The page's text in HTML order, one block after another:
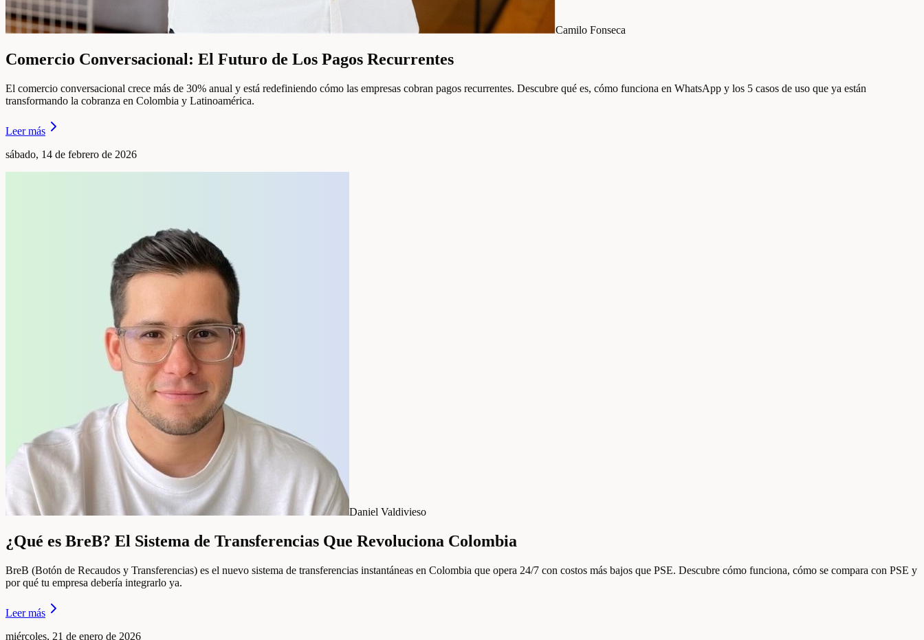
Camilo Fonseca
Comercio Conversacional: El Futuro de Los Pagos Recurrentes
El comercio conversacional crece más de 30% anual y está redefiniendo cómo las empresas cobran pagos recurrentes. Descubre qué es, cómo funciona en WhatsApp y los 5 casos de uso que ya están
transformando la cobranza en Colombia y Latinoamérica.
Leer más
sábado, 14 de febrero de 2026
Daniel Valdivieso
¿Qué es BreB? El Sistema de Transferencias Que Revoluciona Colombia
BreB (Botón de Recaudos y Transferencias) es el nuevo sistema de transferencias instantáneas en Colombia que opera 24/7 con costos más bajos que PSE. Descubre cómo funciona, cómo se compara con PSE y
por qué tu empresa debería integrarlo ya.
Leer más
miércoles, 21 de enero de 2026